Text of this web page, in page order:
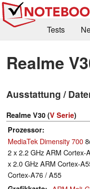
Tests
Kaufberatung
Deals
Forum
Realme
Ausstattung /
Realme V30 (V Serie)
Prozessor
MediaTek Dimensity 700
2 x 2.2 GHz ARM Cortex-
x 2.0 GHz ARM Cortex-
Cortex-A76 / A55